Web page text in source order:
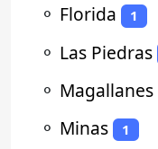
⚬ Florida 1
⚬ Las Piedras
⚬ Magallanes
⚬ Minas 1